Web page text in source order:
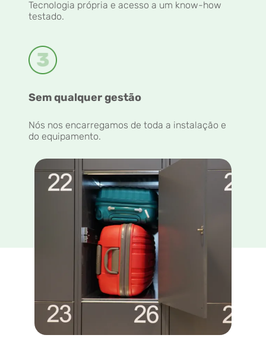
Tecnologia própria e acesso a um know-how
testado.
Sem qualquer gestão
Nós nos encarregamos de toda a instalação e
do equipamento.